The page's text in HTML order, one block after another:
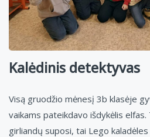
Kalėdinis detektyvas
Visą gruodžio mėnesį 3b klasėje
vaikams pateikdavo išdykėlis
girliandų suposi, tai Lego